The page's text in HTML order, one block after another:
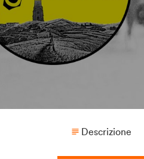
Descrizione